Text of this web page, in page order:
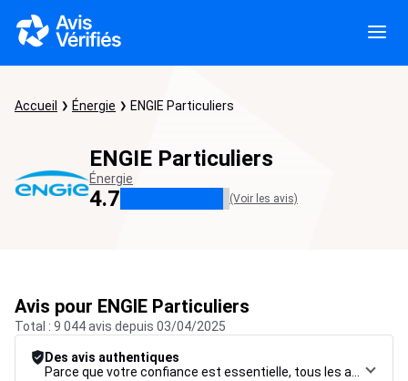
Accueil Énergie ENGIE Particuliers
ENGIE Particuliers
Énergie
4.7 (Voir les avis)
Avis pour ENGIE Particuliers
Total : 9 044 avis depuis 03/04/2025
Des avis authentiques